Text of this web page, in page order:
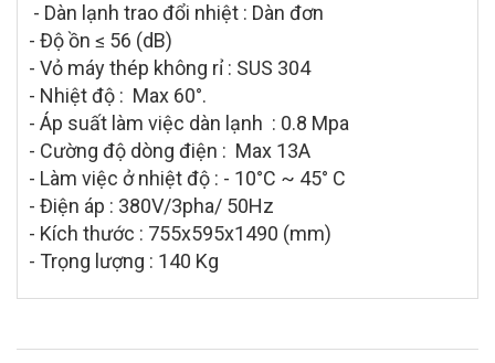
- Dàn lạnh trao đổi nhiệt : Dàn đơn
- Độ ồn ≤ 56 (dB)
- Vỏ máy thép không rỉ : SUS 304
- Nhiệt độ : Max 60°.
- Áp suất làm việc dàn lạnh : 0.8 Mpa
- Cường độ dòng điện : Max 13A
- Làm việc ở nhiệt độ : - 10°C ~ 45° C
- Điện áp : 380V/3pha/ 50Hz
- Kích thước : 755x595x1490 (mm)
- Trọng lượng : 140 Kg